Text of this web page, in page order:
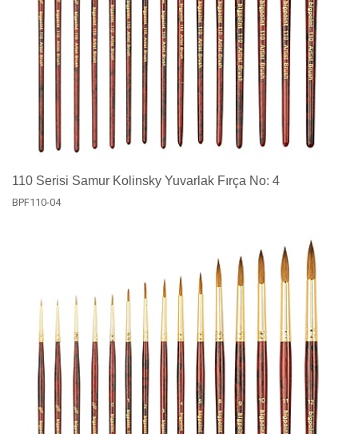
110 Serisi Samur Kolinsky Yuvarlak Fırça No: 4
BPF110-04